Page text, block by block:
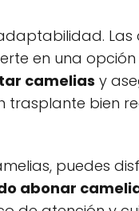
en una
camelias y
trasplante bien
puedes
abonar